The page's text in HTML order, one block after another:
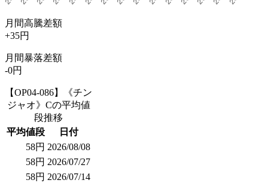
月間高騰差額
+35円
月間暴落差額
-0円
【OP04-086】《チン
ジャオ》Cの平均値
段推移
平均値段
日付
58円 2026/08/08
58円 2026/07/27
58円 2026/07/14